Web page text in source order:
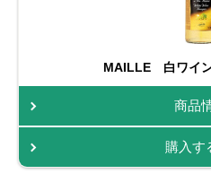
MAILLE 白ワイ
商品
購入す